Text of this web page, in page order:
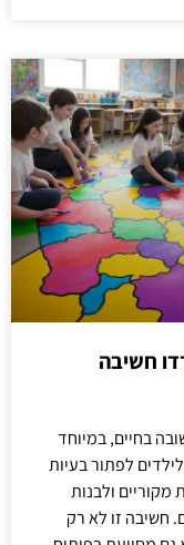
חשיבה
בחיים, במיוחד
לפתור בעיות
ולבנות
חשיבה זו לא רק